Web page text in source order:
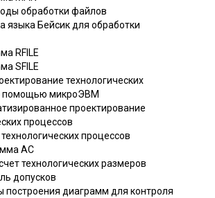
обработки файлов
языка Бейсик для обработки
RFILЕ
SFILЕ
технологических
помощью микроЭВМ
проектирование
процессов
процессов
АС
технологических размеров
допусков
построения диаграмм для контроля